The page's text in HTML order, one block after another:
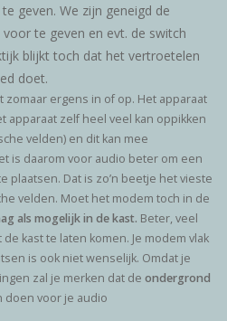
geven. We zijn geneigd de
te geven en evt. de switch
blijkt toch dat het vertroetelen
doet.
zomaar ergens in of op. Het apparaat
apparaat zelf heel veel kan oppikken
velden) en dit kan mee
is daarom voor audio beter om een
plaatsen. Dat is zo’n beetje het vieste
velden. Moet het modem toch in de
als mogelijk in de kast. Beter, veel
kast te laten komen. Je modem vlak
is ook niet wenselijk. Omdat je
zal je merken dat de ondergrond
doen voor je audio